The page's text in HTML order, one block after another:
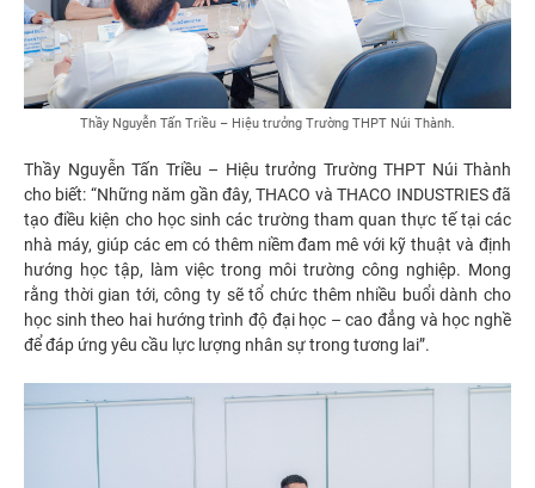
Thầy Nguyễn Tấn Triều – Hiệu trưởng Trường THPT Núi Thành.
Thầy Nguyễn Tấn Triều – Hiệu trưởng Trường THPT Núi Thành
cho biết: “Những năm gần đây, THACO và THACO INDUSTRIES đã
tạo điều kiện cho học sinh các trường tham quan thực tế tại các
nhà máy, giúp các em có thêm niềm đam mê với kỹ thuật và định
hướng học tập, làm việc trong môi trường công nghiệp. Mong
rằng thời gian tới, công ty sẽ tổ chức thêm nhiều buổi dành cho
học sinh theo hai hướng trình độ đại học – cao đẳng và học nghề
để đáp ứng yêu cầu lực lượng nhân sự trong tương lai”.